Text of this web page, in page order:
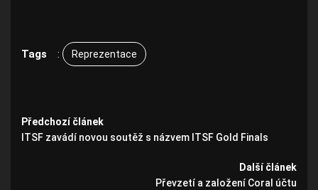
Tags : Reprezentace
Předchozí článek
ITSF zavádí novou soutěž s názvem ITSF Gold Finals
Další článek
Převzetí a založení Coral účtu